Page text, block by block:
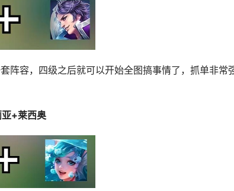
阵容，四级之后就可以开始全图搞事情了，抓单非常
+莱西奥